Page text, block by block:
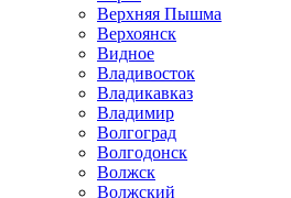
Верхняя Пышма
Верхоянск
Видное
Владивосток
Владикавказ
Владимир
Волгоград
Волгодонск
Волжск
Волжский